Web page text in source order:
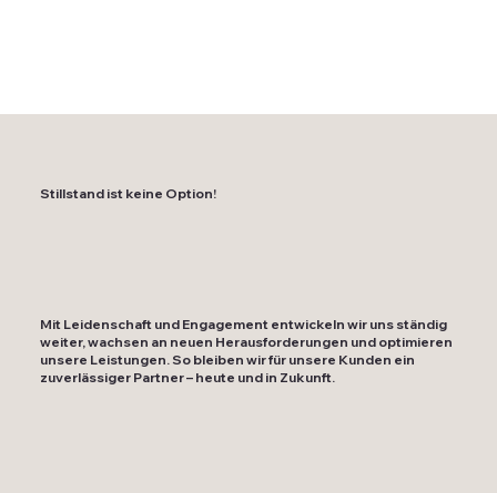
Stillstand ist keine Option!
Mit Leidenschaft und Engagement entwickeln wir uns ständig
weiter, wachsen an neuen Herausforderungen und optimieren
unsere Leistungen. So bleiben wir für unsere Kunden ein
zuverlässiger Partner – heute und in Zukunft.